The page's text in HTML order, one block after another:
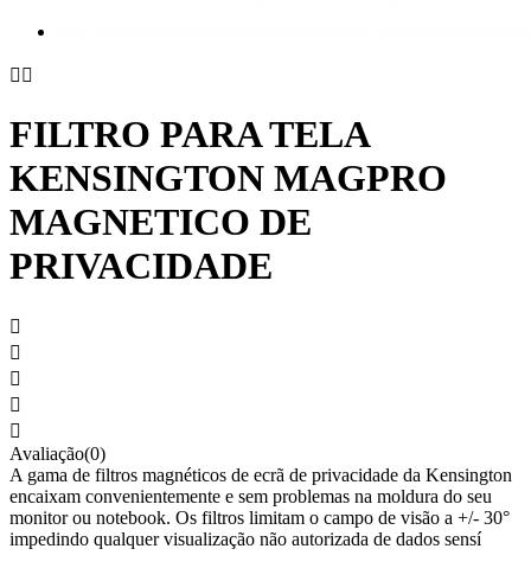
 
FILTRO PARA TELA
KENSINGTON MAGPRO
MAGNETICO DE
PRIVACIDADE





Avaliação(0)
A gama de filtros magnéticos de ecrã de privacidade da Kensington
encaixam convenientemente e sem problemas na moldura do seu
monitor ou notebook. Os filtros limitam o campo de visão a +/- 30°
impedindo qualquer visualização não autorizada de dados sensí